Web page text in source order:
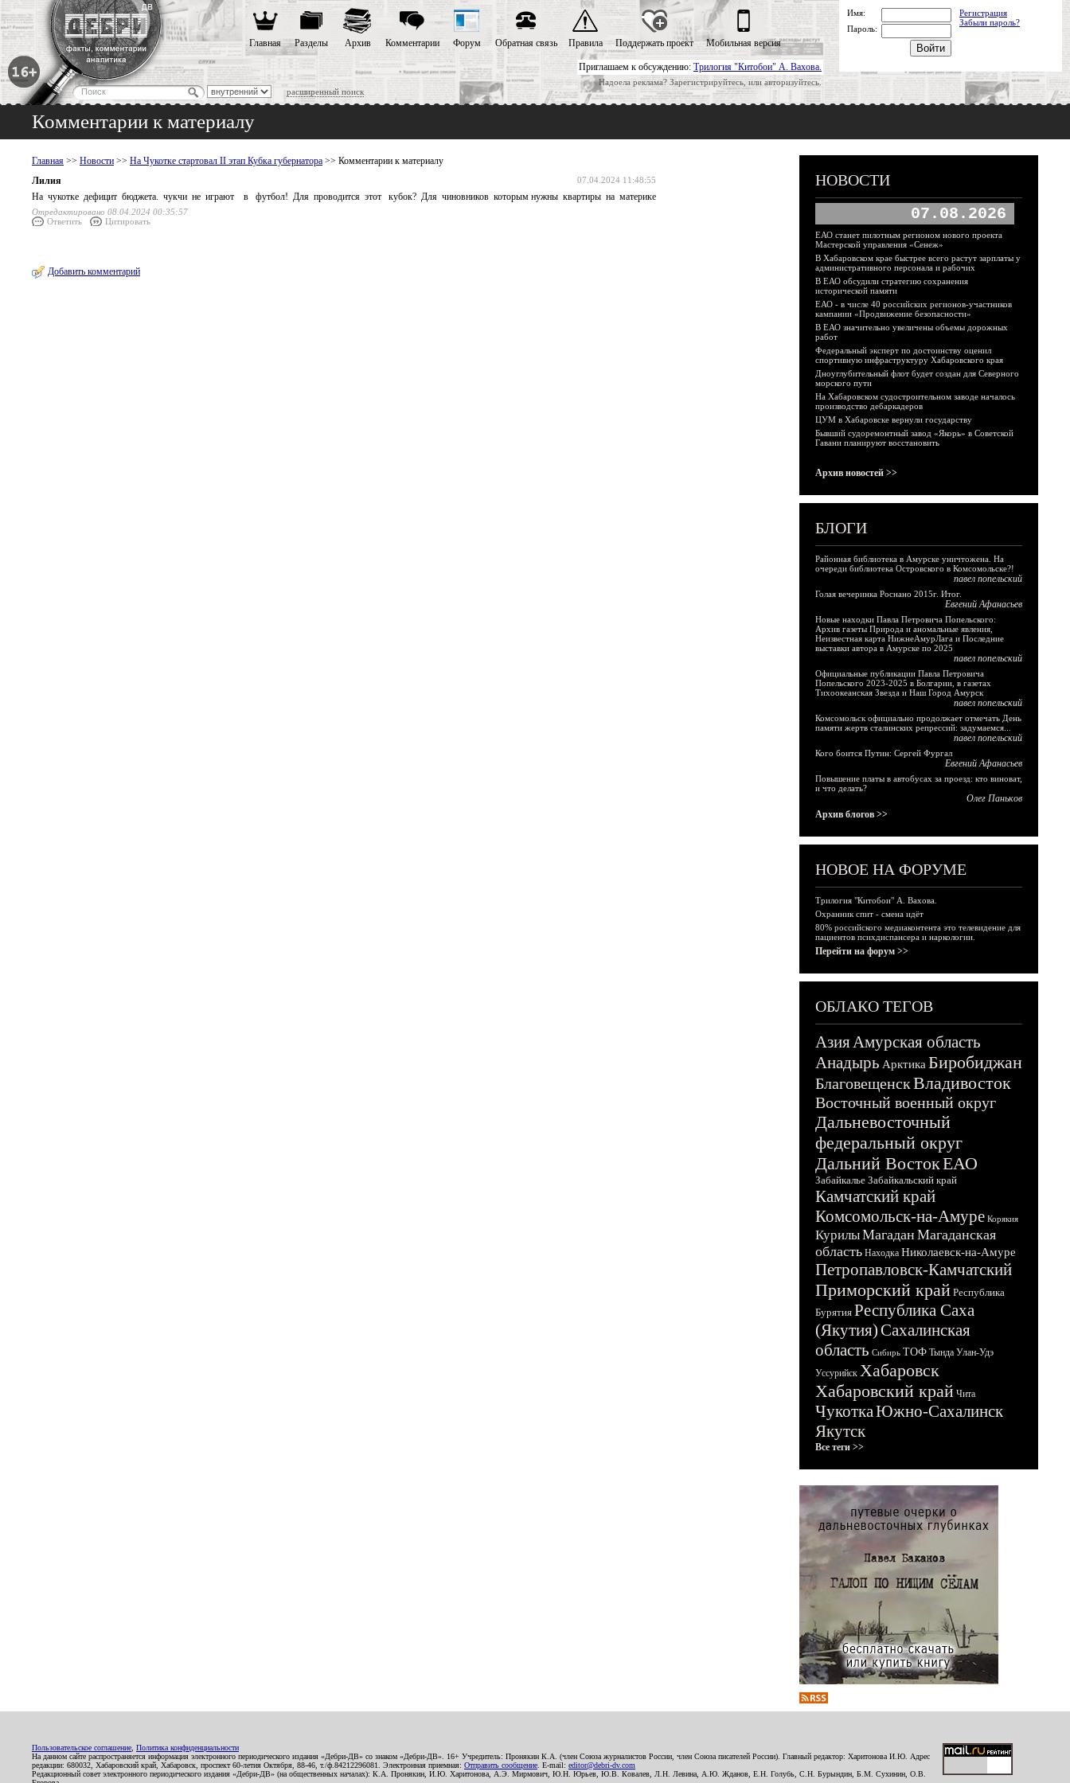
Приглашаем к обсуждению: Трилогия "Китобои" А. Вахова.
Надоела реклама? Зарегистрируйтесь, или авторизуйтесь.
расширенный поиск
Главная Разделы Архив Комментарии Форум Обратная связь Правила Поддержать проект Мобильная версия
Имя:
Регистрация
Забыли пароль?
Пароль:
Комментарии к материалу
Главная >> Новости >> На Чукотке стартовал II этап Кубка губернатора >> Комментарии к материалу
07.04.2024 11:48:55
Лилия
На чукотке дефицит бюджета. чукчи не играют в футбол! Для проводится этот кубок? Для чиновников которым нужны квартиры на материке
Отредактировано 08.04.2024 00:35:57
Ответить
Цитировать
Добавить комментарий
НОВОСТИ
07.08.2026
ЕАО станет пилотным регионом нового проекта
Мастерской управления «Сенеж»
В Хабаровском крае быстрее всего растут зарплаты у
административного персонала и рабочих
В ЕАО обсудили стратегию сохранения
исторической памяти
ЕАО - в числе 40 российских регионов-участников
кампании «Продвижение безопасности»
В ЕАО значительно увеличены объемы дорожных
работ
Федеральный эксперт по достоинству оценил
спортивную инфраструктуру Хабаровского края
Дноуглубительный флот будет создан для Северного
морского пути
На Хабаровском судостроительном заводе началось
производство дебаркадеров
ЦУМ в Хабаровске вернули государству
Бывший судоремонтный завод «Якорь» в Советской
Гавани планируют восстановить
Архив новостей >>
БЛОГИ
Районная библиотека в Амурске уничтожена. На
очереди библиотека Островского в Комсомольске?!
павел попельский
Голая вечеринка Роснано 2015г. Итог.
Евгений Афанасьев
Новые находки Павла Петровича Попельского:
Архив газеты Природа и аномальные явления,
Неизвестная карта НижнеАмурЛага и Последние
выставки автора в Амурске по 2025
павел попельский
Официальные публикации Павла Петровича
Попельского 2023-2025 в Болгарии, в газетах
Тихоокеанская Звезда и Наш Город Амурск
павел попельский
Комсомольск официально продолжает отмечать День
памяти жертв сталинских репрессий: задумаемся...
павел попельский
Кого боится Путин: Сергей Фургал
Евгений Афанасьев
Повышение платы в автобусах за проезд: кто виноват,
и что делать?
Олег Паньков
Архив блогов >>
НОВОЕ НА ФОРУМЕ
Трилогия "Китобои" А. Вахова.
Охранник спит - смена идёт
80% российского медиаконтента это телевидение для
пациентов психдиспансера и наркологии.
Перейти на форум >>
ОБЛАКО ТЕГОВ
АзияАмурская область
Анадырь Арктика Биробиджан
БлаговещенскВладивосток
Восточный военный округ
Дальневосточный
федеральный округ
Дальний ВостокЕАО
Забайкалье Забайкальский край
Камчатский край
Комсомольск-на-Амуре Корякия
КурилыМагадан Магаданская
область Находка Николаевск-на-Амуре
Петропавловск-Камчатский
Приморский край Республика
Бурятия Республика Саха
(Якутия)Сахалинская
область Сибирь ТОФ Тында Улан-Удэ
Уссурийск Хабаровск
Хабаровский край Чита
ЧукоткаЮжно-Сахалинск
Якутск
Все теги >>
Пользовательское соглашение Политика конфиденциальности
На данном сайте распространяется информация электронного периодического издания «Дебри-ДВ» со знаком «Дебри-ДВ». 16+ Учредитель: Пронякин К.А. (член Союза журналистов России, член Союза писателей России). Главный редактор: Харитонова И.Ю. Адрес
редакции: 680032, Хабаровский край, Хабаровск, проспект 60-летия Октября, 88-46, т./ф.84212296081. Электронная приемная: Отправить сообщение . E-mail: editor@debri-dv.com
Редакционный совет электронного периодического издания «Дебри-ДВ» (на общественных началах): К.А. Пронякин, И.Ю. Харитонова, А.Э. Мирмович, Ю.Н. Юрьев, Ю.В. Ковалев, Л.Н. Левина, А.Ю. Жданов, Е.Н. Голубь, С.Н. Бурындин, Б.М. Сухинин, О.В.